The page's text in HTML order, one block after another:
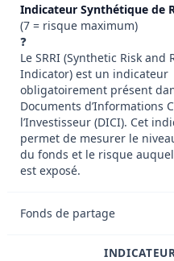
Indicateur Synthétique de
(7 = risque maximum)
❓
Le SRRI (Synthetic Risk and
Indicator) est un indicateur
obligatoirement présent
Documents d’Informations
l’Investisseur (DICI). Cet
permet de mesurer le
du fonds et le risque
est exposé.
Fonds de partage